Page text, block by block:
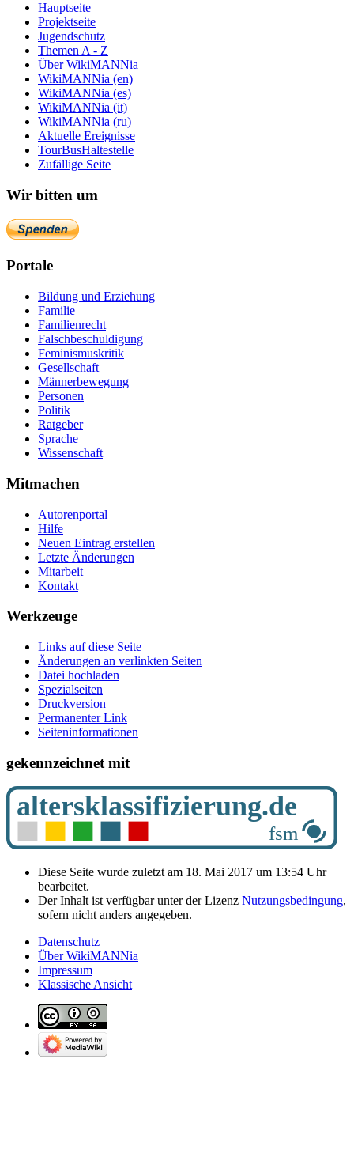
Hauptseite
Projektseite
Jugendschutz
Themen A - Z
Über WikiMANNia
WikiMANNia (en)
WikiMANNia (es)
WikiMANNia (it)
WikiMANNia (ru)
Aktuelle Ereignisse
TourBusHaltestelle
Zufällige Seite
Wir bitten um
Portale
Bildung und Erziehung
Familie
Familienrecht
Falschbeschuldigung
Feminismuskritik
Gesellschaft
Männerbewegung
Personen
Politik
Ratgeber
Sprache
Wissenschaft
Mitmachen
Autorenportal
Hilfe
Neuen Eintrag erstellen
Letzte Änderungen
Mitarbeit
Kontakt
Werkzeuge
Links auf diese Seite
Änderungen an verlinkten Seiten
Datei hochladen
Spezialseiten
Druckversion
Permanenter Link
Seiten­­informationen
gekennzeichnet mit
Diese Seite wurde zuletzt am 18. Mai 2017 um 13:54 Uhr
bearbeitet.
Der Inhalt ist verfügbar unter der Lizenz Nutzungsbedingung,
sofern nicht anders angegeben.
Datenschutz
Über WikiMANNia
Impressum
Klassische Ansicht